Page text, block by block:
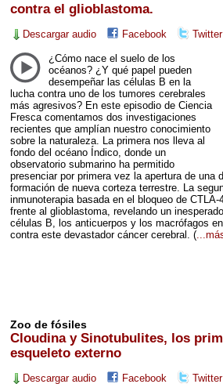
contra el glioblastoma.
Descargar audio Facebook Twitter
¿Cómo nace el suelo de los
océanos? ¿Y qué papel pueden
desempeñar las células B en la
lucha contra uno de los tumores cerebrales
más agresivos? En este episodio de Ciencia
Fresca comentamos dos investigaciones
recientes que amplían nuestro conocimiento
sobre la naturaleza. La primera nos lleva al
fondo del océano Índico, donde un
observatorio submarino ha permitido
presenciar por primera vez la apertura de una
formación de nueva corteza terrestre. La
inmunoterapia basada en el bloqueo de CTLA-
frente al glioblastoma, revelando un
células B, los anticuerpos y los macrófagos
contra este devastador cáncer cerebral.
(
Zoo de fósiles
Cloudina y Sinotubulites, los
esqueleto externo
Descargar audio Facebook Twitter